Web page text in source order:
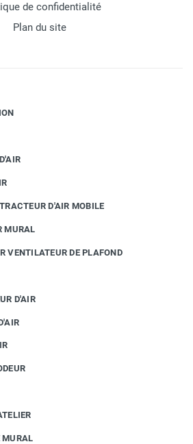
de confidentialité
Plan du site
D'AIR MOBILE
MURAL
VENTILATEUR DE PLAFOND
D'AIR
MURAL